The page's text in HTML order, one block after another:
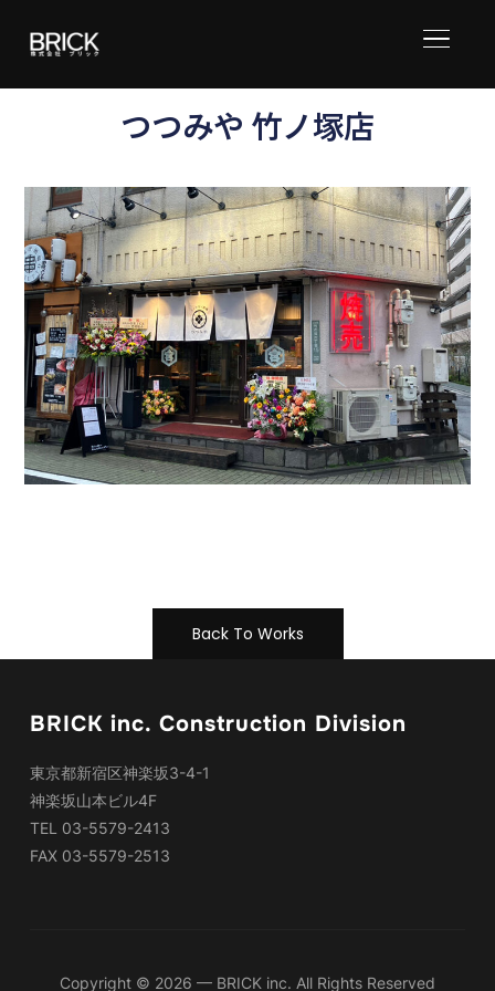
サイド
つつみや 竹ノ塚店
Back To Works
BRICK inc. Construction Division
東京都新宿区神楽坂3-4-1
神楽坂山本ビル4F
TEL 03-5579-2413
FAX 03-5579-2513
Copyright © 2026 — BRICK inc. All Rights Reserved